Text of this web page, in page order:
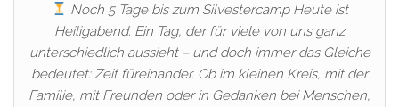
Noch 5 Tage bis zum Silvestercamp Heute ist
Heiligabend. Ein Tag, der für viele von uns ganz
unterschiedlich aussieht – und doch immer das Gleiche
bedeutet: Zeit füreinander. Ob im kleinen Kreis, mit der
Familie, mit Freunden oder in Gedanken bei Menschen,